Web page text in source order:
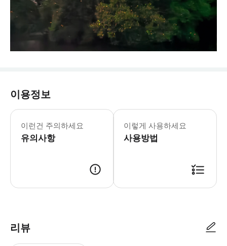
이용정보
이런건 주의하세요
유의사항
이렇게 사용하세요
사용방법
리뷰